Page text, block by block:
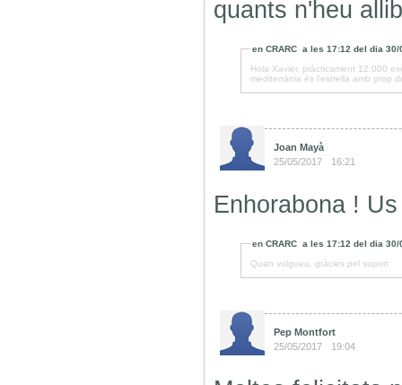
quants n'heu
enCRARC a les17:12 del dia30/
Hola Xavier, pràcticament 12.000
mediterrània és l'estrella amb prop
Joan Mayà
25/05/2017
16:21
Enhorabona !
enCRARC a les17:12 del dia30/
Quan vulgueu, gràcies pel suport
Pep Montfort
25/05/2017
19:04